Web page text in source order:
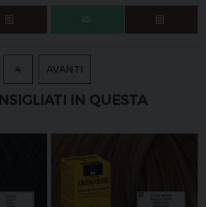
4 AVANTI
IN QUESTA